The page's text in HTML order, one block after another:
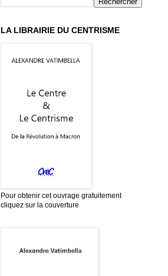
LA LIBRAIRIE DU CENTRISME
Pour obtenir cet ouvrage gratuitement
cliquez sur la couverture